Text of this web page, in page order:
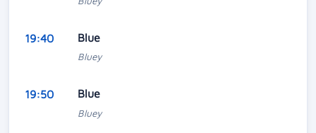
19:40 Blue
Bluey
19:50 Blue
Bluey